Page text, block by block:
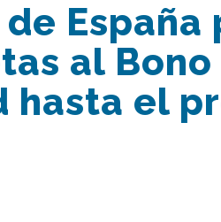
al
el